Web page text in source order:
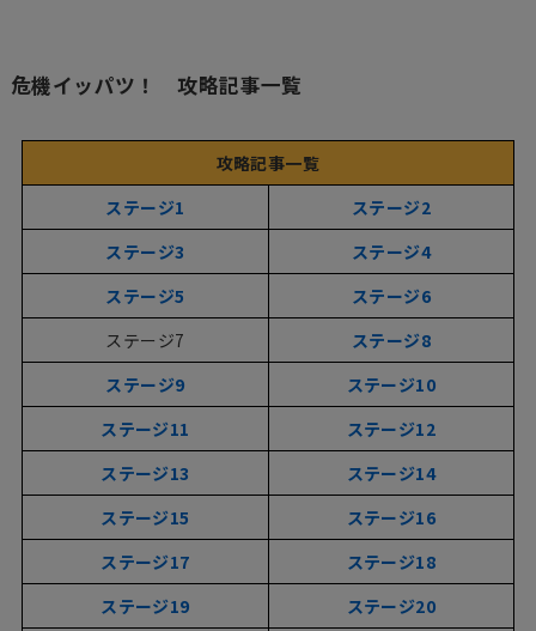
危機イッパツ！ 攻略記事一覧
攻略記事一覧
ステージ1
ステージ2
ステージ3
ステージ4
ステージ5
ステージ6
ステージ7
ステージ8
ステージ9
ステージ10
ステージ11
ステージ12
ステージ13
ステージ14
ステージ15
ステージ16
ステージ17
ステージ18
ステージ19
ステージ20